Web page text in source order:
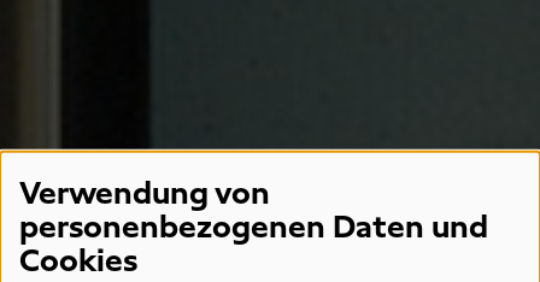
Verwendung von
personenbezogenen Daten und
Cookies